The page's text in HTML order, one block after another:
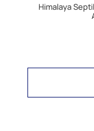
Himalaya